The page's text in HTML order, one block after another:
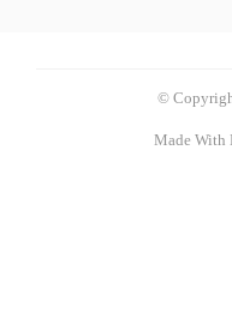
©
Made With